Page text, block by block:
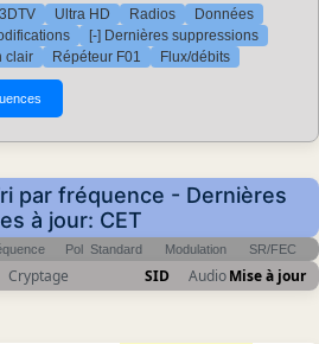
3DTV Ultra HD Radios
Données
[-] Dernières suppressions
clair
Répéteur F01 Flux/débits
par fréquence - Dernières
à jour: CET
Pol Standard Modulation SR/FEC
Cryptage SID AudioMise à jour